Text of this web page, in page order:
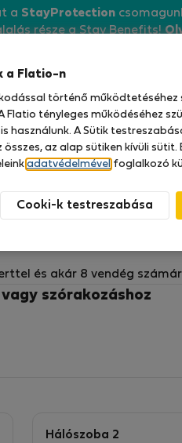
a StayProtection
része a Stay Benefits!
helyen található,
árnyalatokkal
nap után
vagy egy nyugodt
és élvezetes
és akár 8 vendég
csoportok, családok és
az ingatlantól – nincs
szupermarketek, kávézók
szórakozáshoz
Hálószoba 2
a Flatio-n
történő működtetéséhez
Flatio tényleges működéséhez
használunk. A Sütik
az alap sütiken kívüli
adatvédelmével foglalkozó
Cooki-k testreszabása